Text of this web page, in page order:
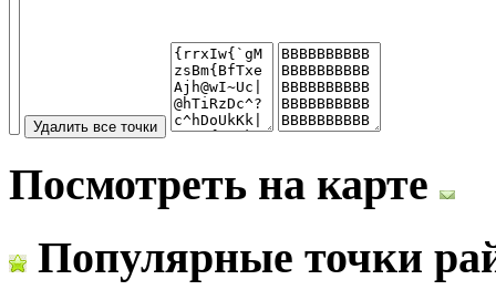
Посмотреть на карте
Популярные точки